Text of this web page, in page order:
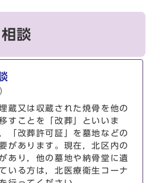
談
蔵又は収蔵された焼骨を他の
すことを「改葬」といいま
「改葬許可証」を墓地などの
があります。現在，北区内の
あり，他の墓地や納骨堂に遺
いる方は，北医療衛生コーナ